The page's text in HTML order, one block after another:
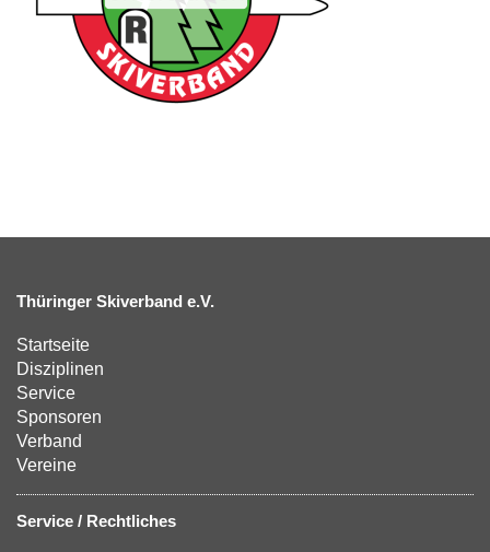
Thüringer Skiverband e.V.
Startseite
Disziplinen
Service
Sponsoren
Verband
Vereine
Service / Rechtliches